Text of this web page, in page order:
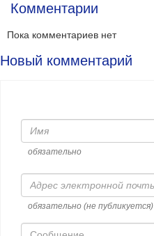
Комментарии
Пока комментариев нет
Новый комментарий
Имя
обязательно
Адрес
электронной
почты
обязательно (не публикуется)
Сообщение